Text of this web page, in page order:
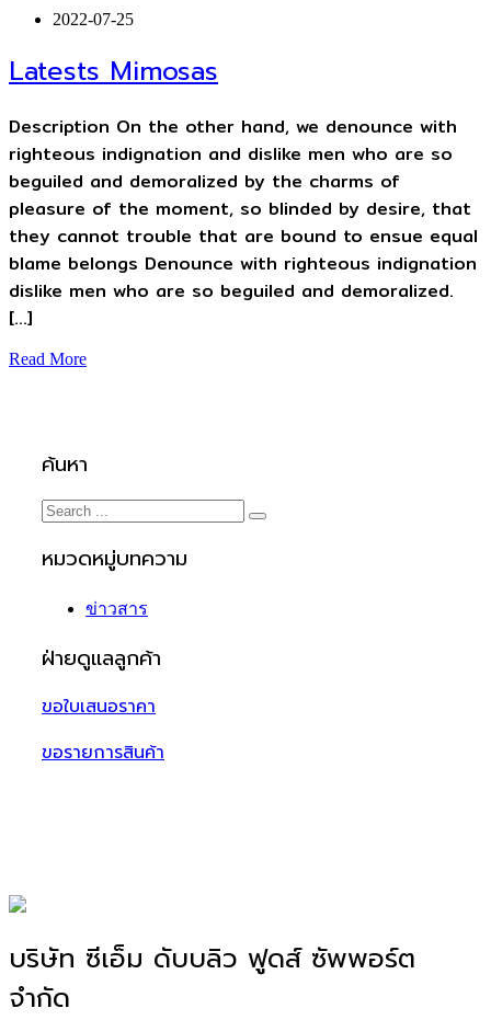
2022-07-25
Latests Mimosas
Description On the other hand, we denounce with
righteous indignation and dislike men who are so
beguiled and demoralized by the charms of
pleasure of the moment, so blinded by desire, that
they cannot trouble that are bound to ensue equal
blame belongs Denounce with righteous indignation
dislike men who are so beguiled and demoralized.
[…]
Read More
ค้นหา
หมวดหมู่บทความ
ข่าวสาร
ฝ่ายดูแลลูกค้า
ขอใบเสนอราคา
ขอรายการสินค้า
บริษัท ซีเอ็ม ดับบลิว ฟูดส์ ซัพพอร์ต
จำกัด